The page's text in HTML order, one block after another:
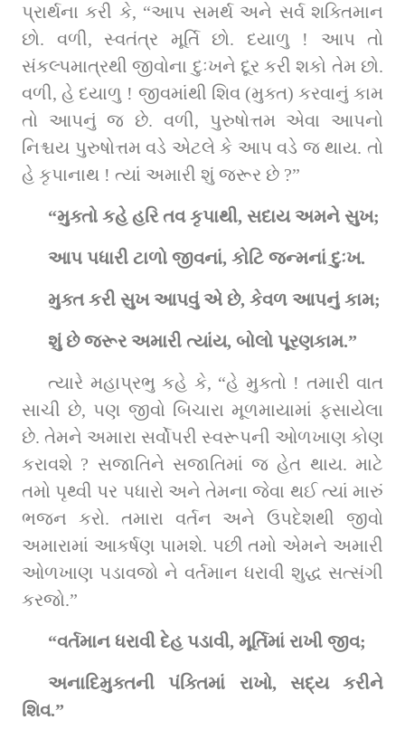
પ્રાર્થના કરી કે, “આપ સમર્થ અને સર્વ શક્તિમાન
છો. વળી, સ્વતંત્ર મૂર્તિ છો. દયાળુ ! આપ તો
સંકલ્પમાત્રથી જીવોના દુઃખને દૂર કરી શકો તેમ છો.
વળી, હે દયાળુ ! જીવમાંથી શિવ (મુક્ત) કરવાનું કામ
તો આપનું જ છે. વળી, પુરુષોત્તમ એવા આપનો
નિશ્ચય પુરુષોત્તમ વડે એટલે કે આપ વડે જ થાય. તો
હે કૃપાનાથ ! ત્યાં અમારી શું જરૂર છે ?”
“મુક્તો કહે હરિ તવ કૃપાથી, સદાય અમને સુખ;
આપ પધારી ટાળો જીવનાં, કોટિ જન્મનાં દુઃખ.
મુક્ત કરી સુખ આપવું એ છે, કેવળ આપનું કામ;
શું છે જરૂર અમારી ત્યાંય, બોલો પૂરણકામ.”
ત્યારે મહાપ્રભુ કહે કે, “હે મુક્તો ! તમારી વાત
સાચી છે, પણ જીવો બિચારા મૂળમાયામાં ફસાયેલા
છે. તેમને અમારા સર્વોપરી સ્વરૂપની ઓળખાણ કોણ
કરાવશે ? સજાતિને સજાતિમાં જ હેત થાય. માટે
તમો પૃથ્વી પર પધારો અને તેમના જેવા થઈ ત્યાં મારું
ભજન કરો. તમારા વર્તન અને ઉપદેશથી જીવો
અમારામાં આકર્ષણ પામશે. પછી તમો એમને અમારી
ઓળખાણ પડાવજો ને વર્તમાન ધરાવી શુદ્ધ સત્સંગી
કરજો.”
“વર્તમાન ધરાવી દેહ પડાવી, મૂર્તિમાં રાખી જીવ;
અનાદિમુક્તની પંક્તિમાં રાખો, સદ્ય કરીને
શિવ.”